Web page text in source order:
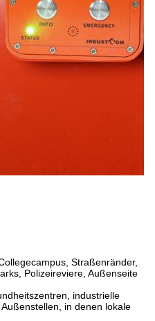
Straßenränder,
Polizeireviere, Außenseite
industrielle
in denen lokale